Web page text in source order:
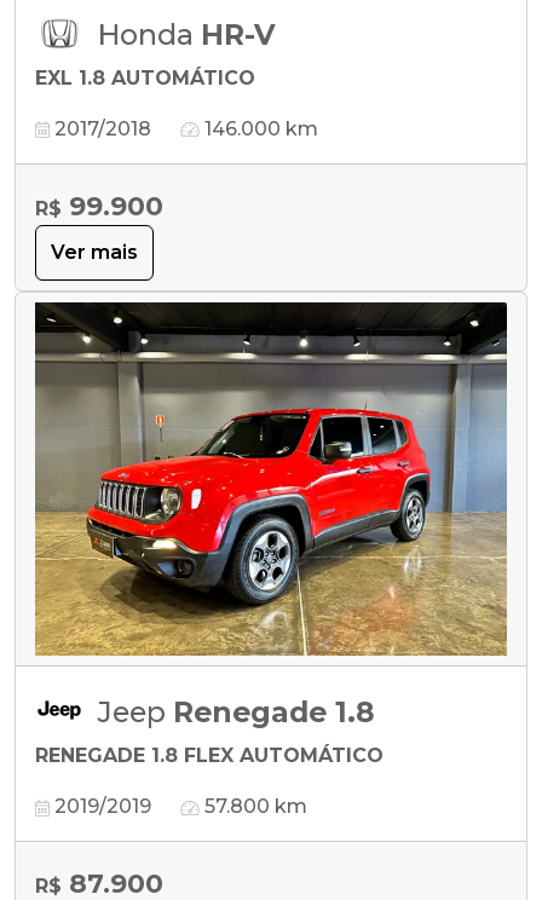
Honda HR-V
EXL 1.8 AUTOMÁTICO
2017/2018 146.000 km
R$ 99.900
Ver mais
Jeep Renegade 1.8
RENEGADE 1.8 FLEX AUTOMÁTICO
2019/2019 57.800 km
R$ 87.900